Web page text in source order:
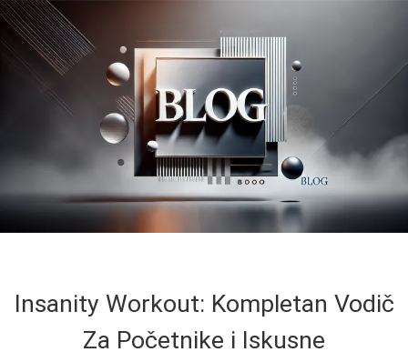
Insanity Workout: Kompletan Vodič
Za Početnike i Iskusne